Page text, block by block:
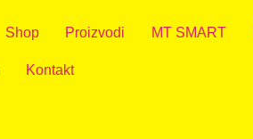
Shop Proizvodi MT SMART
Kontakt